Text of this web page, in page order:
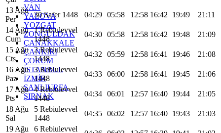
VAN
YALOVA
YOZGAT
ZONGULDAK
ÇANAKKALE
ÇANKIRI
ÇORUM
İSTANBUL
İZMİR
ŞANLIURFA
ŞIRNAK
13 Ağu
Per
30 Safer 1448 04:29 05:58 12:58 16:42 19:49
21:11
14 Ağu
Cum
1 Rebiulevvel
1448
04:30 05:58 12:58 16:42 19:48
21:09
15 Ağu
Cts
2 Rebiulevvel
1448
04:32 05:59 12:58 16:41 19:46
21:08
16 Ağu
Paz
3 Rebiulevvel
1448
04:33 06:00 12:58 16:41 19:45
21:06
17 Ağu
Pts
4 Rebiulevvel
1448
04:34 06:01 12:57 16:40 19:44
21:05
18 Ağu
Sal
5 Rebiulevvel
1448
04:35 06:02 12:57 16:40 19:43
21:03
19 Ağu
6 Rebiulevvel